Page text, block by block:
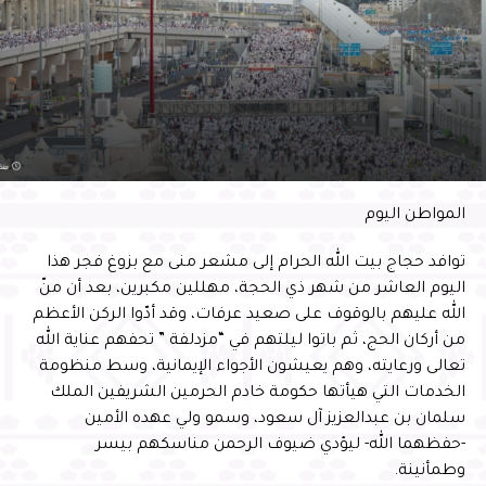
لخمسة عشر جزءًا: محمد المبارك، وفي المستوى الثالث لخمسة
أجزاء: عبدالرحمن الحمام، وفي مستوى أجمل صوت: علي
الشدي.كما فاز في مسابقة “بلال” لأجمل أذان للمستوى الأول:
عبدالله الشويرد، وفي المستوى الثاني: أحمد الخطيب.
وأكد أمين الاحساء المهندس عصام بن عبداللطيف الملا على ان
تنظيم الامانة للمناشط والمسابقات الرمضانية يأتي من منطلق
مستهدفاتها الساعية الى تعزيز دورها مجتمعياً في هذا الموسم
الفضيل، انطلاقاً من أهداف وزارة الشؤون البلدية والقروية
القران الكريم ” ورتل ” هدفت إلى تشجيع أفراد المجتمع وربطهم
بكتاب الله تعالى وابراز قدرات ومكامن الاتقان لدى حُفاظ
القران، إضافةً إلى تهيئة الحُفاظ المتقنين للمشاركة في
المسابقات المحلية والدولية ، كما ان مسابقة الآذان لها منطلقات
هادفه نحو ربط فئة الشباب والنشء بشعيرة من شعائر الإسلام
وفريضة عظيمة في حياة المسلمين ( الاذان ) وبيان أهميته
والتعريف بمكانة المؤذن في الإسلام، واكتشاف الموهوبين في
هذا المجال، وتأهيلهم لهذه الوظيفة الجليلة في بيوت الله.وتقدم
الملا بجزيل شكره وتقديره لصاحب لسمو محافظ الأحساء
المواطن اليوم
توافد حجاج بيت الله الحرام إلى مشعر منى مع بزوغ فجر هذا
اليوم العاشر من شهر ذي الحجة، مهللين مكبرين، بعد أن منّ
الله عليهم بالوقوف على صعيد عرفات، وقد أدّوا الركن الأعظم
من أركان الحج، ثم باتوا ليلتهم في “مزدلفة ” تحفهم عناية الله
تعالى ورعايته، وهم يعيشون الأجواء الإيمانية، وسط منظومة
الخدمات التي هيأتها حكومة خادم الحرمين الشريفين الملك
سلمان بن عبدالعزيز آل سعود، وسمو ولي عهده الأمين
-حفظهما الله- ليؤدي ضيوف الرحمن مناسكهم بيسر
وطمأنينة.